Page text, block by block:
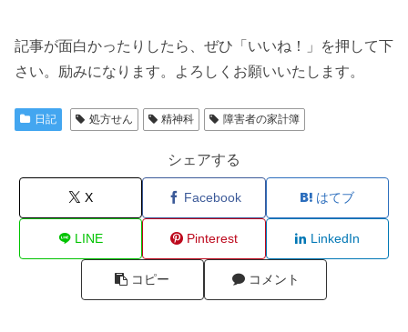
記事が面白かったりしたら、ぜひ「いいね！」を押して下
さい。励みになります。よろしくお願いいたします。
日記 処方せん 精神科 障害者の家計簿
シェアする
X Facebook はてブ
LINE Pinterest LinkedIn
コピー コメント